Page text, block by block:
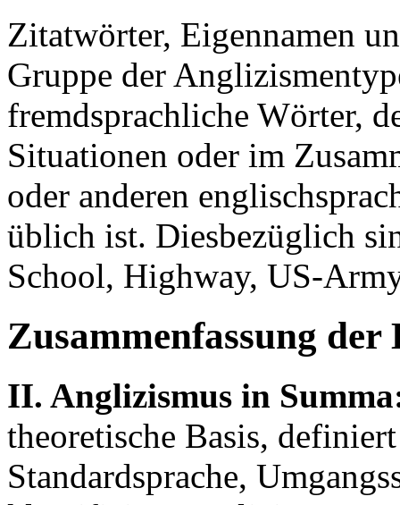
Zitatwörter, Eigennamen
Gruppe der
fremdsprachliche Wörter,
Situationen oder im
oder anderen
üblich ist. Diesbezüglich
School, Highway, US-
Zusammenfassung der
II. Anglizismus in
theoretische Basis,
Standardsprache,